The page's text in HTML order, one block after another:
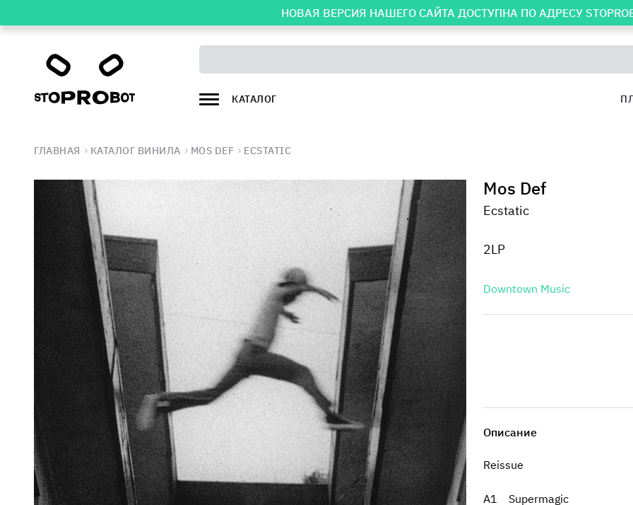
НОВАЯ ВЕРСИЯ НАШЕГО САЙТА ДОСТУПНА ПО АДРЕСУ
КАТАЛОГ
ГЛАВНАЯ КАТАЛОГ ВИНИЛА MOS DEF ECSTATIC
Mos Def
Ecstatic
2LP
Downtown Music
Описание
Reissue
A1 Supermagic